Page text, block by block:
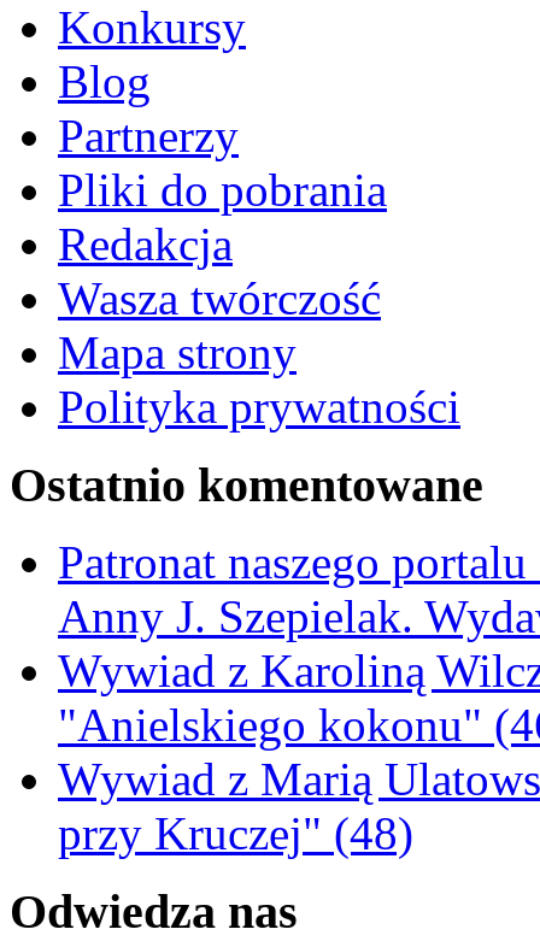
Konkursy
Blog
Partnerzy
Pliki do pobrania
Redakcja
Wasza twórczość
Mapa strony
Polityka prywatności
Ostatnio komentowane
Patronat naszego
Anny J. Szepielak.
Wywiad z Karoliną
"Anielskiego kokonu"
Wywiad z Marią
przy Kruczej" (48)
Odwiedza nas